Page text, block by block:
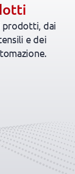
prodotti, dai
e dei